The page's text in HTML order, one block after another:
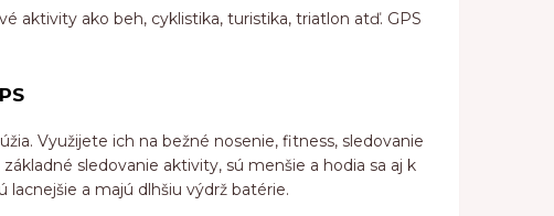
aktivity ako beh, cyklistika, turistika, triatlon atď. GPS
Využijete ich na bežné nosenie, fitness, sledovanie
sledovanie aktivity, sú menšie a hodia sa aj k
a majú dlhšiu výdrž batérie.